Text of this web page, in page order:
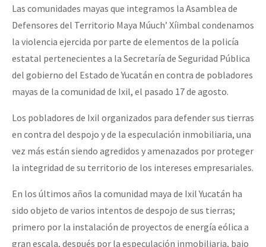
Las comunidades mayas que integramos la Asamblea de
Defensores del Territorio Maya Múuch’ Xíimbal condenamos
la violencia ejercida por parte de elementos de la policía
estatal pertenecientes a la Secretaría de Seguridad Pública
del gobierno del Estado de Yucatán en contra de pobladores
mayas de la comunidad de Ixil, el pasado 17 de agosto.
Los pobladores de Ixil organizados para defender sus tierras
en contra del despojo y de la especulación inmobiliaria, una
vez más están siendo agredidos y amenazados por proteger
la integridad de su territorio de los intereses empresariales.
En los últimos años la comunidad maya de Ixil Yucatán ha
sido objeto de varios intentos de despojo de sus tierras;
primero por la instalación de proyectos de energía eólica a
gran escala, después por la especulación inmobiliaria, bajo